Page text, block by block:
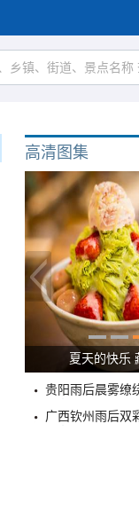
高清图集
夏天的快乐
贵阳雨后晨雾缭
广西钦州雨后双